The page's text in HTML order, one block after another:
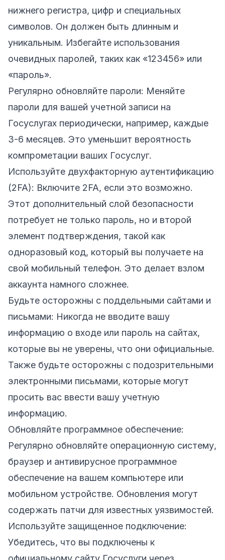
нижнего регистра, цифр и специальных
символов. Он должен быть длинным и
уникальным. Избегайте использования
очевидных паролей, таких как «123456» или
«пароль».
Регулярно обновляйте пароли: Меняйте
пароли для вашей учетной записи на
Госуслугах периодически, например, каждые
3-6 месяцев. Это уменьшит вероятность
компрометации ваших Госуслуг.
Используйте двухфакторную аутентификацию
(2FA): Включите 2FA, если это возможно.
Этот дополнительный слой безопасности
потребует не только пароль, но и второй
элемент подтверждения, такой как
одноразовый код, который вы получаете на
свой мобильный телефон. Это делает взлом
аккаунта намного сложнее.
Будьте осторожны с поддельными сайтами и
письмами: Никогда не вводите вашу
информацию о входе или пароль на сайтах,
которые вы не уверены, что они официальные.
Также будьте осторожны с подозрительными
электронными письмами, которые могут
просить вас ввести вашу учетную
информацию.
Обновляйте программное обеспечение:
Регулярно обновляйте операционную систему,
браузер и антивирусное программное
обеспечение на вашем компьютере или
мобильном устройстве. Обновления могут
содержать патчи для известных уязвимостей.
Используйте защищенное подключение:
Убедитесь, что вы подключены к